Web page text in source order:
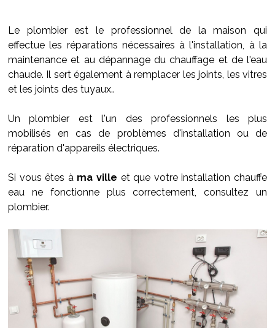
Le plombier est le professionnel de la maison qui
effectue les réparations nécessaires à l'installation, à la
maintenance et au dépannage du chauffage et de l'eau
chaude. Il sert également à remplacer les joints, les vitres
et les joints des tuyaux..
Un plombier est l'un des professionnels les plus
mobilisés en cas de problèmes d'installation ou de
réparation d'appareils électriques.
Si vous êtes à ma ville et que votre installation chauffe
eau ne fonctionne plus correctement, consultez un
plombier.